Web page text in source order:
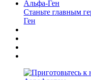
Станьте главным
Ген